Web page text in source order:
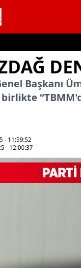
Başkanı
birlikte
- 11:59:52
- 12:00:37